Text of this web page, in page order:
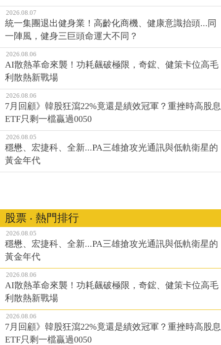
2026.08.07
統一集團退出健身業！高齡化商機、健康意識抬頭...同
一陣風，健身三巨頭命運大不同？
2026.08.06
AI散熱革命來襲！功耗飆破極限，奇鋐、健策卡位高毛
利散熱新戰場
2026.08.06
7月回顧》韓股狂瀉22%竟還是績效冠軍？重挫時高股息
ETF只剩一檔贏過0050
2026.08.05
穩懋、宏捷科、全新...PA三雄搶攻光通訊與低軌衛星的
黃金年代
股票 ‧ 熱門排行
2026.08.05
穩懋、宏捷科、全新...PA三雄搶攻光通訊與低軌衛星的
黃金年代
2026.08.06
AI散熱革命來襲！功耗飆破極限，奇鋐、健策卡位高毛
利散熱新戰場
2026.08.06
7月回顧》韓股狂瀉22%竟還是績效冠軍？重挫時高股息
ETF只剩一檔贏過0050